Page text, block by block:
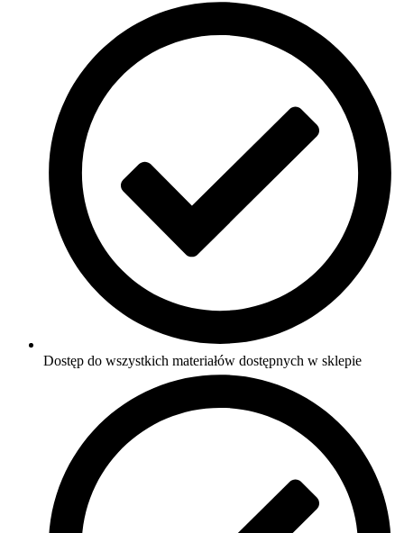
Dostęp do wszystkich materiałów dostępnych w sklepie